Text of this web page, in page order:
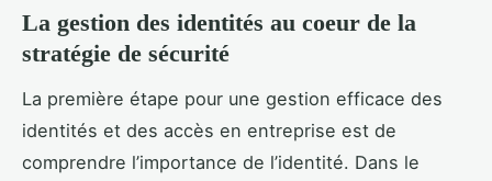
La gestion des identités au coeur de la
stratégie de sécurité
La première étape pour une gestion efficace des
identités et des accès en entreprise est de
comprendre l’importance de l’identité. Dans le